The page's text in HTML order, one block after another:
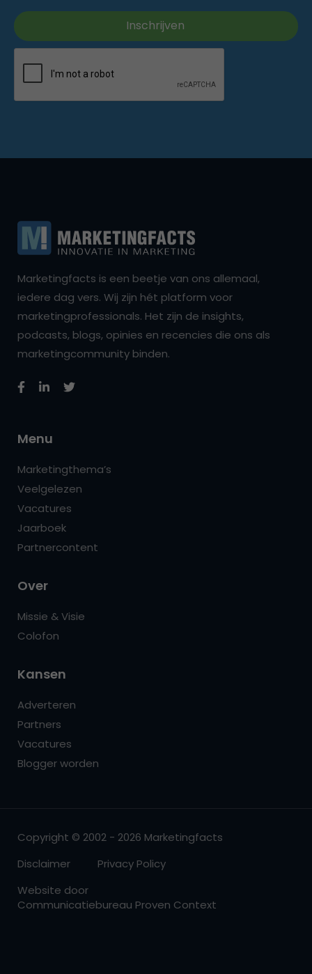
Marketingfacts is een beetje van ons allemaal,
iedere dag vers. Wij zijn hét platform voor
marketingprofessionals. Het zijn de insights,
podcasts, blogs, opinies en recencies die ons als
marketingcommunity binden.
Menu
Marketingthema’s
Veelgelezen
Vacatures
Jaarboek
Partnercontent
Over
Missie & Visie
Colofon
Kansen
Adverteren
Partners
Vacatures
Blogger worden
Copyright © 2002 - 2026 Marketingfacts
Disclaimer
Privacy Policy
Website door
Communicatiebureau Proven Context